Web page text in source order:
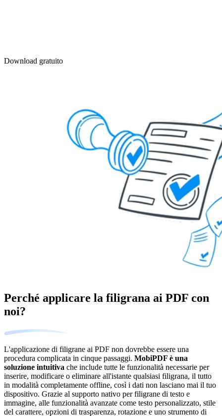
Download gratuito
Perché applicare la filigrana ai PDF con
noi?
L'applicazione di filigrane ai PDF non dovrebbe essere una
procedura complicata in cinque passaggi. MobiPDF è una
soluzione intuitiva che include tutte le funzionalità necessarie per
inserire, modificare o eliminare all'istante qualsiasi filigrana, il tutto
in modalità completamente offline, così i dati non lasciano mai il tuo
dispositivo. Grazie al supporto nativo per filigrane di testo e
immagine, alle funzionalità avanzate come testo personalizzato, stile
del carattere, opzioni di trasparenza, rotazione e uno strumento di